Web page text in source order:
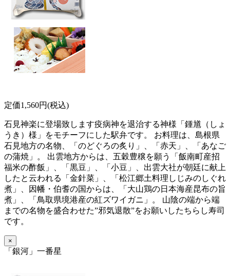
定価1,560円(税込)
石見神楽に登場致します疫病神を退治する神様「鍾馗（しょ
うき）様」をモチーフにした駅弁です。 お料理は、島根県
石見地方の名物、「のどぐろの炙り」、「赤天」、「あなご
の蒲焼」。 出雲地方からは、五穀豊穣を願う「飯南町産招
福米の酢飯」、「黒豆」、「小豆」、出雲大社が朝廷に献上
したと云われる「金針菜」、「松江郷土料理しじみのしぐれ
煮」、因幡・伯耆の国からは、「大山鶏の日本海産昆布の旨
煮」、「鳥取県境港産の紅ズワイガニ」。 山陰の端から端
までの名物を盛合わせた”邪気退散”をお願いしたちらし寿司
です。
×
「銀河」一番星